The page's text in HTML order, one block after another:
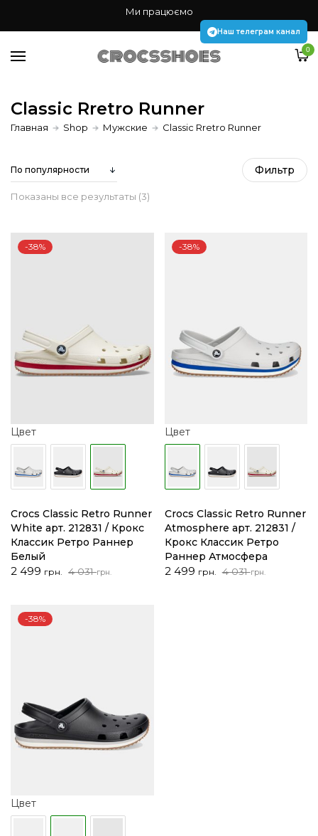
Ми працюємо
Наш телеграм канал
0
Чоловікам
Дітям
Наш телеграм канал
Classic Rretro Runner
Главная Shop Мужские Classic Rretro Runner
Фильтр
Показаны все результаты (3)
популярности
Цвет
-38%
Crocs Classic Retro Runner
White арт. 212831 / Крокс
Классик Ретро Раннер
Белый
4 031грн.
Первоначальная
031 грн..
2 499 грн.
Текущая
499 грн..
Цвет
-38%
Crocs Classic Retro Runner
Atmosphere арт. 212831 /
Крокс Классик Ретро
Раннер Атмосфера
4 031грн.
Первоначальная
2 499 грн.
Текущая
Цвет
-38%